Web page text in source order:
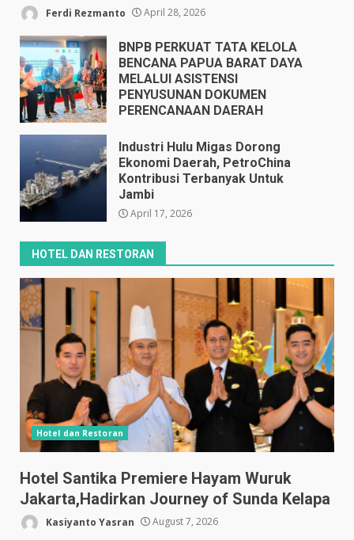
Ferdi Rezmanto April 28, 2026
BNPB PERKUAT TATA KELOLA
BENCANA PAPUA BARAT DAYA
MELALUI ASISTENSI
PENYUSUNAN DOKUMEN
PERENCANAAN DAERAH
Industri Hulu Migas Dorong
Ekonomi Daerah, PetroChina
Kontribusi Terbanyak Untuk
Jambi
April 17, 2026
HOTEL DAN RESTORAN
Hotel dan Restoran
Hotel Santika Premiere Hayam Wuruk
Jakarta,Hadirkan Journey of Sunda Kelapa
Kasiyanto Yasran August 7, 2026